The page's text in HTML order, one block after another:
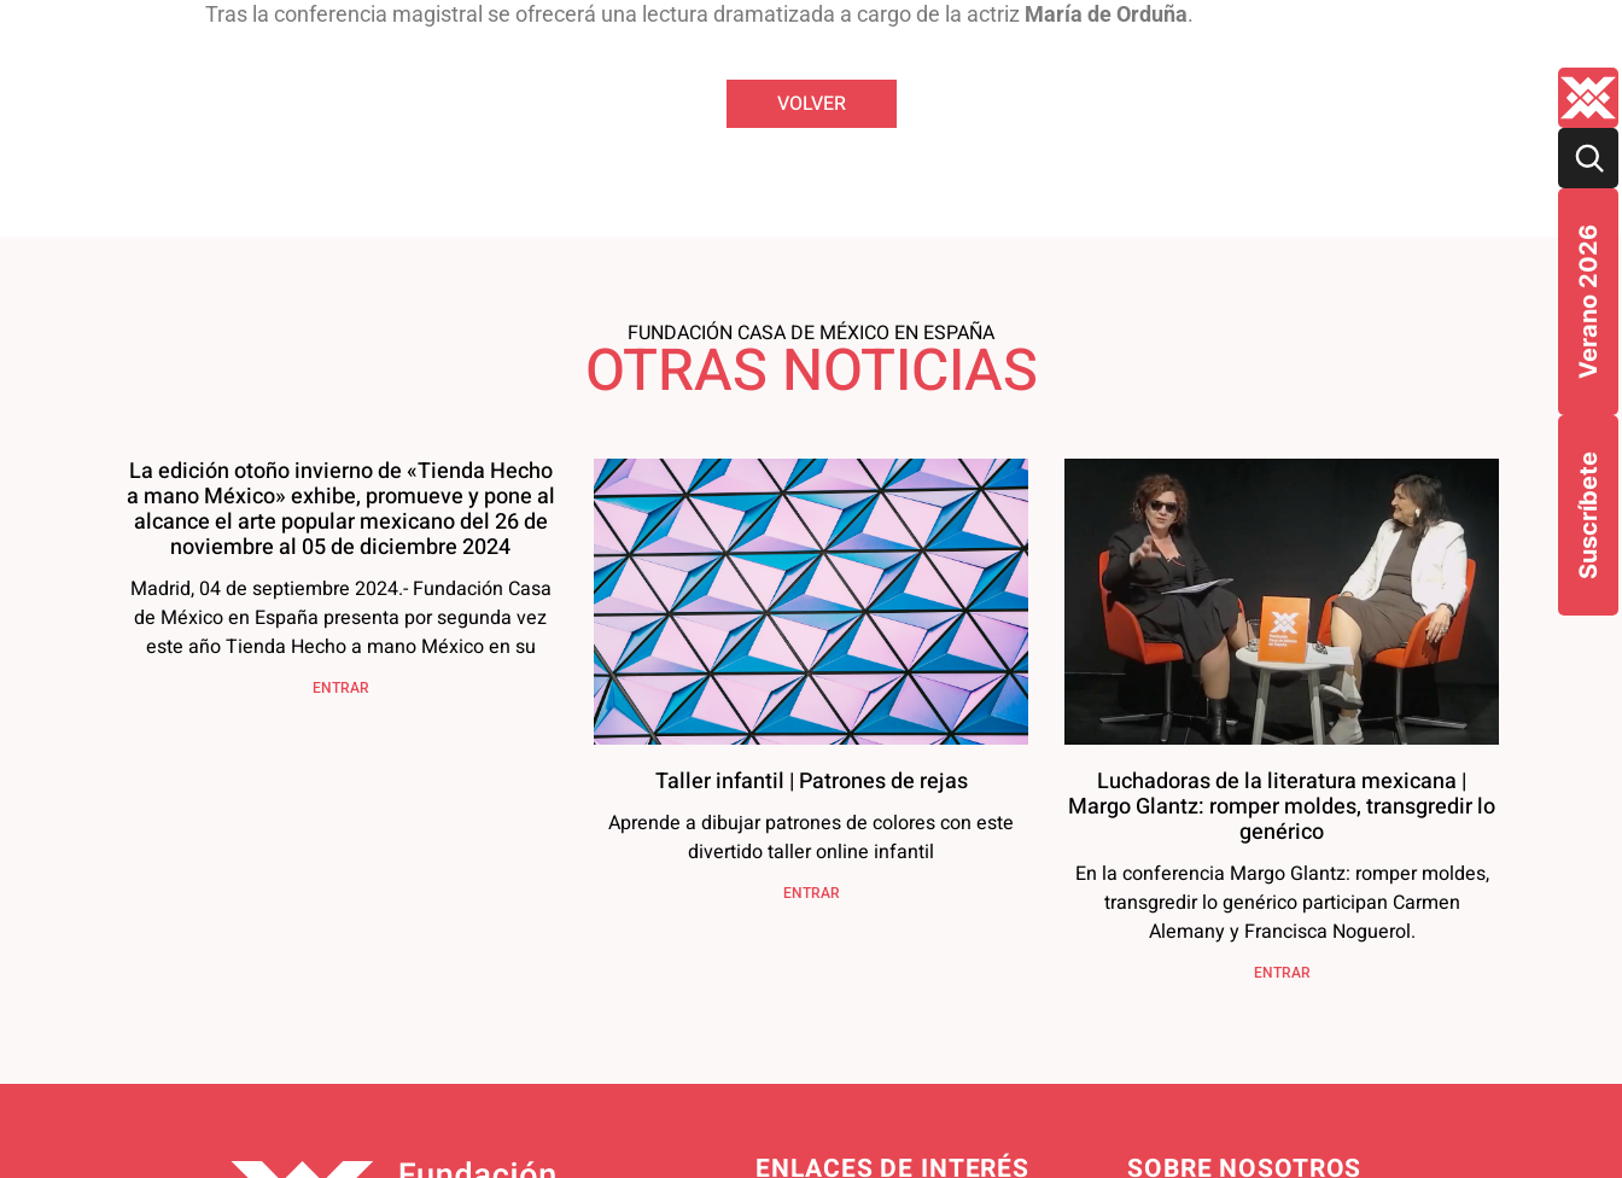
Suscríbete
Verano 2026
Tras la conferencia magistral se ofrecerá una lectura dramatizada a cargo de la actriz María de Orduña.
VOLVER
FUNDACIÓN CASA DE MÉXICO EN ESPAÑA
OTRAS NOTICIAS
La edición otoño invierno de «Tienda Hecho
a mano México» exhibe, promueve y pone al
alcance el arte popular mexicano del 26 de
noviembre al 05 de diciembre 2024
Madrid, 04 de septiembre 2024.- Fundación Casa
de México en España presenta por segunda vez
este año Tienda Hecho a mano México en su
ENTRAR
Taller infantil | Patrones de rejas
Aprende a dibujar patrones de colores con este
divertido taller online infantil
ENTRAR
Luchadoras de la literatura mexicana |
Margo Glantz: romper moldes, transgredir lo
genérico
En la conferencia Margo Glantz: romper moldes,
transgredir lo genérico participan Carmen
Alemany y Francisca Noguerol.
ENTRAR
ENLACES DE INTERÉS SOBRE NOSOTROS